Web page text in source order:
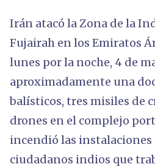
Irán atacó la Zona de la
Fujairah en los Emiratos
lunes por la noche, 4 de
aproximadamente una
balísticos, tres misiles de
drones en el complejo
incendió las instalaciones
ciudadanos indios que